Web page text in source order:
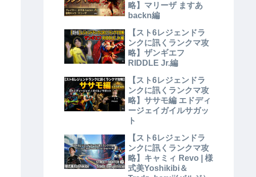
略】マリーザ ますあ
backn編
【スト6レジェンドラ
ンクに訊くランクマ攻
略】ザンギエフ
RIDDLE Jr.編
【スト6レジェンドラ
ンクに訊くランクマ攻
略】ササモ編 エドディ
ージェイガイルサガッ
ト
【スト6レジェンドラ
ンクに訊くランクマ攻
略】キャミィ Revo | 様
式美Yoshikibi＆